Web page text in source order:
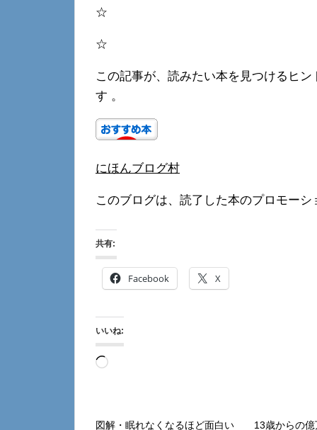
☆
☆
この記事が、読みたい本を見つけるヒ
す 。
にほんブログ村
このブログは、読了した本のプロモー
共有:
Facebook X
いいね:
読
み
図解・眠れなくなるほど面白い
13歳からの